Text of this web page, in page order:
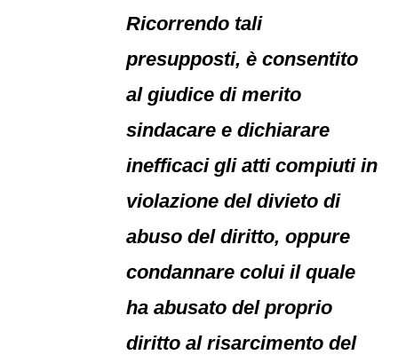
Ricorrendo tali
presupposti, è consentito
al giudice di merito
sindacare e dichiarare
inefficaci gli atti compiuti in
violazione del divieto di
abuso del diritto, oppure
condannare colui il quale
ha abusato del proprio
diritto al risarcimento del